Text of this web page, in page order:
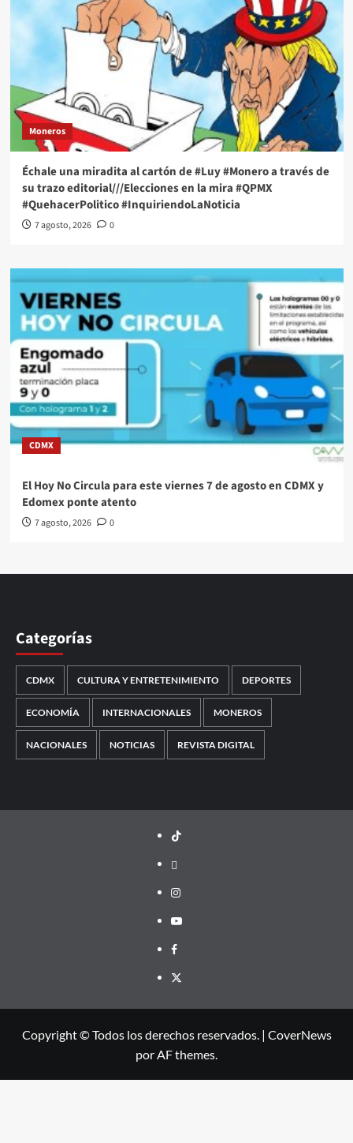
Moneros
Échale una miradita al cartón de #Luy #Monero a través de
su trazo editorial///Elecciones en la mira #QPMX
#QuehacerPolitico #InquiriendoLaNoticia
7 agosto, 2026 0
CDMX
El Hoy No Circula para este viernes 7 de agosto en CDMX y
Edomex ponte atento
7 agosto, 2026 0
Categorías
CDMX CULTURA Y ENTRETENIMIENTO DEPORTES
ECONOMÍA INTERNACIONALES MONEROS
NACIONALES NOTICIAS REVISTA DIGITAL
TikTok
threads
Instagram
Youtube
Facebook
X
Copyright © Todos los derechos reservados. | CoverNews
por AF themes.